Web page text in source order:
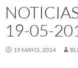
19-05-
19 MAYO, 2014